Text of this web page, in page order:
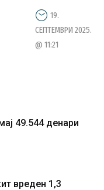
19.
СЕПТЕМВРИ 2025.
@ 11:21
49.544 денари
вреден 1,3